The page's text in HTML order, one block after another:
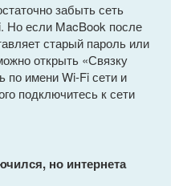
забыть сеть
Но если MacBook после
старый пароль или
открыть «Связку
по имени Wi-Fi сети и
подключитесь к сети
но интернета